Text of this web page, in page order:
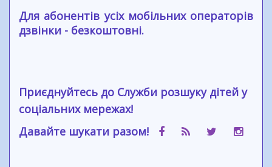
Для абонентів усіх мобільних операторів
дзвінки - безкоштовні.
Приєднуйтесь до Служби розшуку дітей у
соціальних мережах!
Давайте шукати разом!